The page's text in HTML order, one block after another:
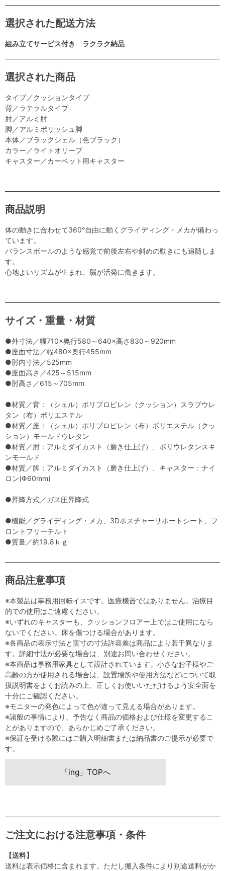
選択された配送方法
組み立てサービス付き ラクラク納品
選択された商品
タイプ／クッションタイプ
背／ラテラルタイプ
肘／アルミ肘
脚／アルミポリッシュ脚
本体／ブラックシェル（色ブラック）
カラー／ライトオリーブ
キャスター／カーペット用キャスター
商品説明
体の動きに合わせて360°自由に動くグライディング・メカが備わっ
ています。
バランスボールのような感覚で前後左右や斜めの動きにも追随しま
す。
心地よいリズムが生まれ、脳が活発に働きます。
サイズ・重量・材質
●外寸法／幅710×奥行580～640×高さ830～920mm
●座面寸法／幅480×奥行455mm
●肘内寸法／525mm
●座面高さ／425～515mm
●肘高さ／615～705mm
●材質／背：（シェル）ポリプロピレン（クッション）スラブウレ
タン（布）ポリエステル
●材質／座：（シェル）ポリプロピレン（布）ポリエステル（クッ
ション）モールドウレタン
●材質／肘：アルミダイカスト（磨き仕上げ）、ポリウレタンスキ
ンモールド
●材質／脚：アルミダイカスト（磨き仕上げ）、キャスター：ナイ
ロン(Φ60mm)
●昇降方式／ガス圧昇降式
●機能／グライディング・メカ、3Dポスチャーサポートシート、フ
ロントフリーチルト
●質量／約19.8ｋｇ
商品注意事項
※本製品は事務用回転イスです。医療機器ではありません。治療目
的での使用はご遠慮ください。
※いずれのキャスターも、クッションフロアー上ではご使用になら
ないでください。床を傷つける場合があります。
※各商品の表示寸法と実寸の寸法許容差は商品により若干異なりま
す。詳細寸法が必要な場合は、別途お問い合わせください。
※本商品は事務用家具として設計されています。小さなお子様やご
高齢の方が使用される場合は、設置場所や使用方法などについて取
扱説明書をよくお読みの上、正しくお使いいただけるよう安全面を
十分にご確認ください。
※モニターの発色によって色が違って見える場合があります。
※諸般の事情により、予告なく商品の価格および仕様を変更するこ
とがありますので、あらかじめご了承ください。
※保証を受ける際にはご購入明細書または納品書のご提示が必要で
す。
「ing」TOPへ
ご注文における注意事項・条件
【送料】
送料は表示価格に含まれます。ただし搬入条件により別途送料がか